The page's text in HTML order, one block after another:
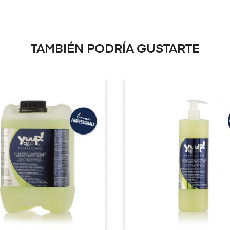
TAMBIÉN PODRÍA GUSTARTE